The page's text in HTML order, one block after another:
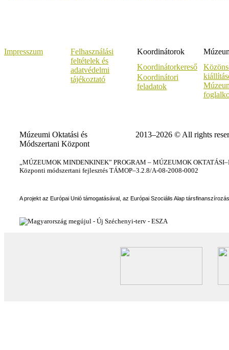
Impresszum
Felhasználási
feltételek és
adatvédelmi
tájékoztató
Koordinátorok
Koordinátorkereső
Koordinátori
feladatok
Múzeumi Oktatási és
Módszertani Központ
2013–2026 © All rights
„MÚZEUMOK MINDENKINEK” PROGRAM – MÚZEUMOK
Központi módszertani fejlesztés TÁMOP–3.2.8/A-08-2008-0002
A projekt az Európai Unió támogatásával, az Európai Szociális Alap